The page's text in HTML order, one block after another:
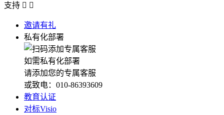
支持  
邀请有礼
私有化部署
如需私有化部署
请添加您的专属客服
或致电：010-86393609
教育认证
对标Visio